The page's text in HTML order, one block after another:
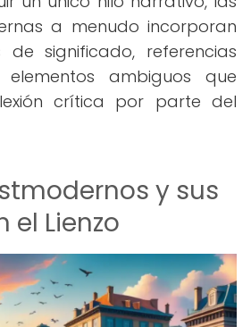
a menudo incorporan
de significado, referencias
elementos ambiguos que
crítica por parte del
y sus
el Lienzo